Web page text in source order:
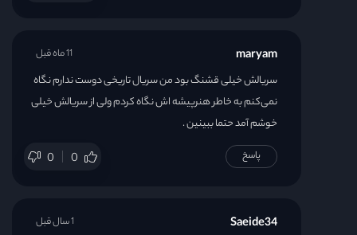
maryam
سریالش خیلی قشنگ بود من سریال تاریخی دوست ندارم نگاه
نمی‌کنم به خاطر هنرپیشه اش نگاه کردم ولی از سریالش خیلی
خوشم آمد حتما ببینین .
0 0
11 ماه قبل
پاسخ
Saeide34 1 سال قبل